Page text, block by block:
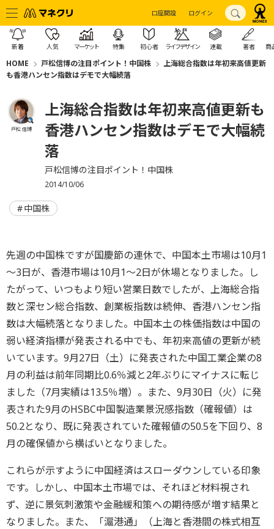
口座開設 ログイン
新着 人気 マーケット 特集 初心者 ライフデザイン 連載 著者 商
HOME 戸松信博の注目ポイント！中国株
上海総合指数は年初来高値更新
も香港ハンセン指数はデモで大幅続落
戸松 信博
上海総合指数は年初来高値更新も
香港ハンセン指数はデモで大幅続
落
戸松信博の注目ポイント！中国株
2014/10/06
中国株
先週の中国株ですが国慶節の連休で、中国本土市場は10月1
～3日が、香港市場は10月1～2日が休場となりました。し
たがって、いつもより短い営業日数でしたが、上海総合指
数と深セン総合指数、創業板指数は続伸、香港ハンセン指
数は大幅続落となりました。中国本土の株価指数は中国の
弱い経済指標が発表される中でも、年初来高値の更新が続
いています。9月27日（土）に発表された中国工業企業の8
月の利益は前年同期比0.6％減と2年ぶりにマイナスに転じ
ました（7月実績は13.5％増）。また、9月30日（火）に発
表された9月のHSBC中国製造業景況感指数（確報値）は
50.2となり、既に発表されていた確報値の50.5を下回り、8
月の確保値から横ばいとなりました。
これらが示すように中国経済はスローダウンしている印象
です。しかし、中国本土市場では、それほど材料視され
ず、逆に景気刺激策や金融緩和策への期待感が増す結果と
なりました。また、「滬港通」（上海と香港間の株式相互